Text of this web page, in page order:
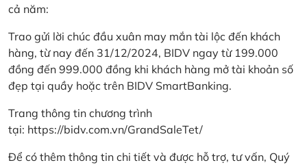
cả năm:
Trao gửi lời chúc đầu xuân may mắn tài lộc đến khách
hàng, từ nay đến 31/12/2024, BIDV ngay từ 199.000
đồng đến 999.000 đồng khi khách hàng mở tài khoản số
đẹp tại quầy hoặc trên BIDV SmartBanking.
Trang thông tin chương trình
tại: https://bidv.com.vn/GrandSaleTet/
Để có thêm thông tin chi tiết và được hỗ trợ, tư vấn, Quý